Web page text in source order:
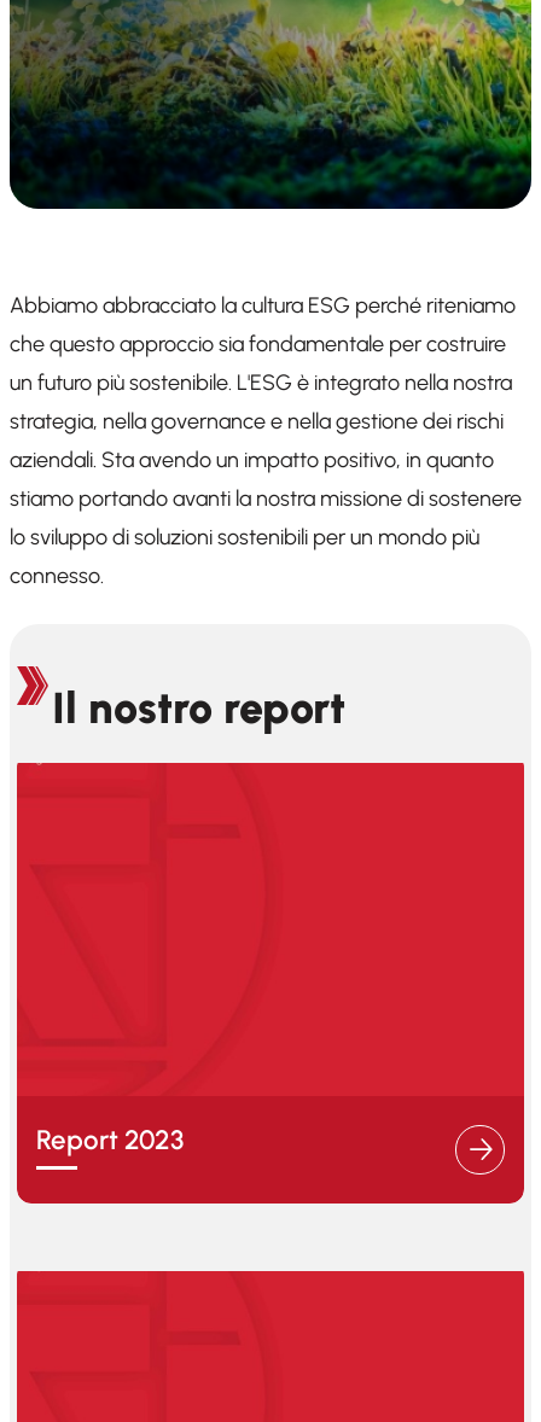
Abbiamo abbracciato la cultura ESG perché riteniamo
che questo approccio sia fondamentale per costruire
un futuro più sostenibile. L'ESG è integrato nella nostra
strategia, nella governance e nella gestione dei rischi
aziendali. Sta avendo un impatto positivo, in quanto
stiamo portando avanti la nostra missione di sostenere
lo sviluppo di soluzioni sostenibili per un mondo più
connesso.
Il nostro report
Report 2023